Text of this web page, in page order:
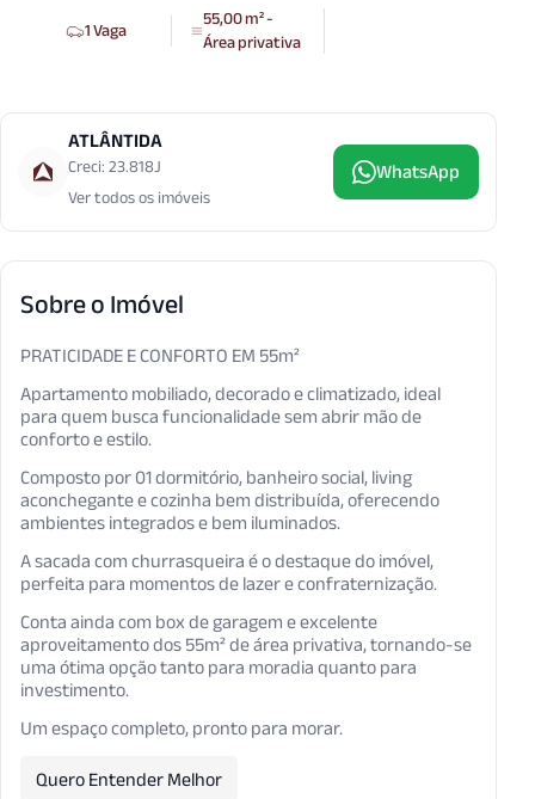
1 Vaga 55,00 m² -
Área privativa
ATLÂNTIDA
Creci: 23.818J
Ver todos os imóveis
WhatsApp
Sobre o Imóvel
PRATICIDADE E CONFORTO EM 55m²
Apartamento mobiliado, decorado e climatizado, ideal
para quem busca funcionalidade sem abrir mão de
conforto e estilo.
Composto por 01 dormitório, banheiro social, living
aconchegante e cozinha bem distribuída, oferecendo
ambientes integrados e bem iluminados.
A sacada com churrasqueira é o destaque do imóvel,
perfeita para momentos de lazer e confraternização.
Conta ainda com box de garagem e excelente
aproveitamento dos 55m² de área privativa, tornando-se
uma ótima opção tanto para moradia quanto para
investimento.
Um espaço completo, pronto para morar.
Quero Entender Melhor